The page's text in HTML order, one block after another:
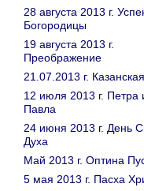
28 августа 2013 г.
Богородицы
19 августа 2013 г.
Преображение
21.07.2013 г. Казанская
12 июля 2013 г. Петра
Павла
24 июня 2013 г. День
Духа
Май 2013 г. Оптина
5 мая 2013 г. Пасха